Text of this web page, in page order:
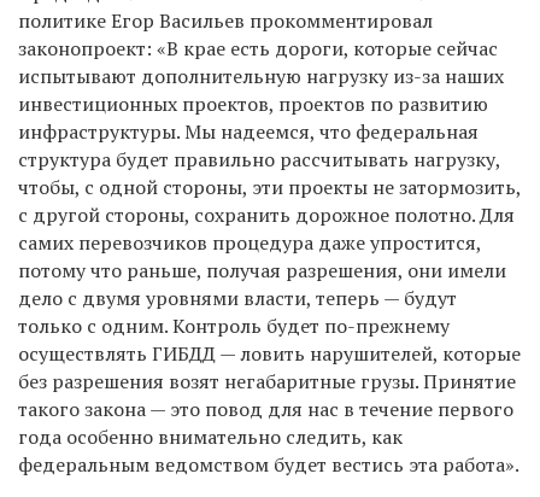
политике Егор Васильев прокомментировал
законопроект: «В крае есть дороги, которые сейчас
испытывают дополнительную нагрузку из-за наших
инвестиционных проектов, проектов по развитию
инфраструктуры. Мы надеемся, что федеральная
структура будет правильно рассчитывать нагрузку,
чтобы, с одной стороны, эти проекты не затормозить,
с другой стороны, сохранить дорожное полотно. Для
самих перевозчиков процедура даже упростится,
потому что раньше, получая разрешения, они имели
дело с двумя уровнями власти, теперь — будут
только с одним. Контроль будет по-прежнему
осуществлять ГИБДД — ловить нарушителей, которые
без разрешения возят негабаритные грузы. Принятие
такого закона — это повод для нас в течение первого
года особенно внимательно следить, как
федеральным ведомством будет вестись эта работа».